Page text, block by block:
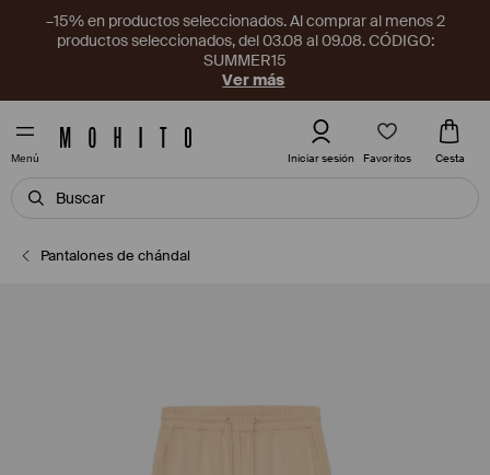
–15% en productos seleccionados. Al comprar al menos 2
productos seleccionados, del 03.08 al 09.08. CÓDIGO:
SUMMER15
Ver más
Menú Iniciar sesión Favoritos Cesta
Pantalones de chándal